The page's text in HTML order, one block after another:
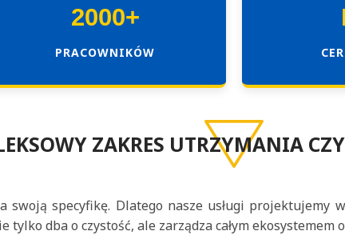
2000+
PRACOWNIKÓW
ZAKRES UTRZYMANIA
swoją specyfikę. Dlatego nasze usługi
tylko dba o czystość, ale zarządza całym ekosystemem